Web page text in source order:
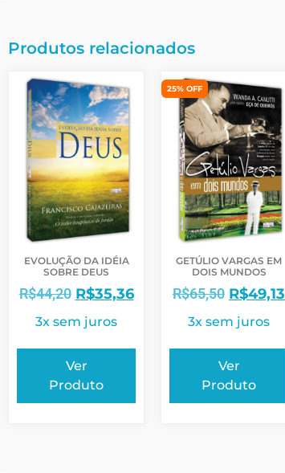
Produtos relacionados
EVOLUÇÃO DA IDÉIA
SOBRE DEUS
R$44,20 R$35,36
3x sem juros
Ver
Produto
25% OFF
GETÚLIO VARGAS EM
DOIS MUNDOS
R$65,50 R$49,13
3x sem juros
Ver
Produto